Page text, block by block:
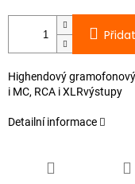
Highendový
i MC, RCA i XLRvýstupy
Detailní informace